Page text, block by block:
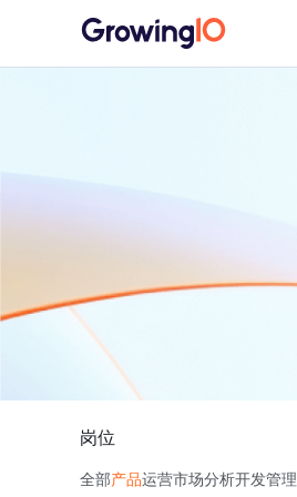
岗位
全部产品运营市场分析开发管理